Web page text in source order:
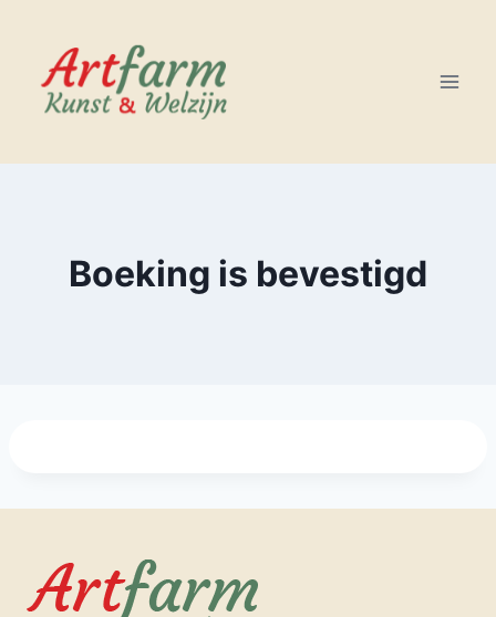
inhoud
Boeking is bevestigd